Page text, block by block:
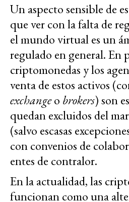
Un aspecto sensible de
que ver con la falta de
el mundo virtual es un
regulado en general. En
criptomonedas y los
venta de estos activos
exchangeo brokers) son
quedan excluidos del
(salvo escasas
con convenios de
entes de contralor.
En la actualidad, las
funcionan como una